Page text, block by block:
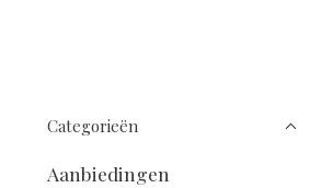
Categorieën
Aanbiedingen